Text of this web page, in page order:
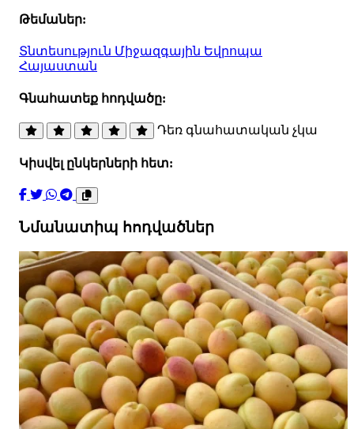
Թեմաներ:
Տնտեսություն Միջազգային Եվրոպա
Հայաստան
Գնահատեք հոդվածը:
Դեռ գնահատական չկա
Կիսվել ընկերների հետ:
Նմանատիպ հոդվածներ